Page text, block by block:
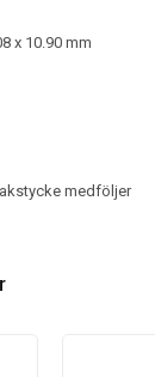
x 10.90 mm
medföljer